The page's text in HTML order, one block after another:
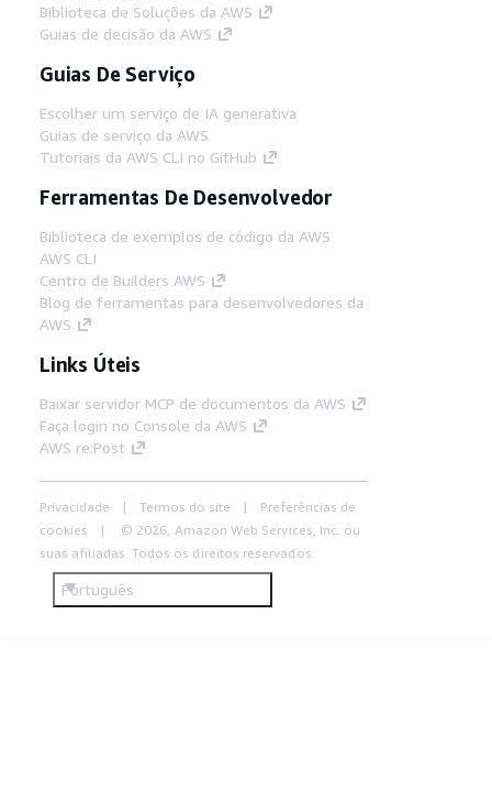
Biblioteca de Soluções da AWS
Guias de decisão da AWS
Guias De Serviço
Escolher um serviço de IA generativa
Guias de serviço da AWS
Tutoriais da AWS CLI no GitHub
Ferramentas De Desenvolvedor
Biblioteca de exemplos de código da AWS
AWS CLI
Centro de Builders AWS
Blog de ferramentas para desenvolvedores da
AWS
Links Úteis
Baixar servidor MCP de documentos da AWS
Faça login no Console da AWS
AWS re:Post
Privacidade Termos do site
Preferências de
cookies
© 2026, Amazon Web Services, Inc. ou
suas afiliadas. Todos os direitos reservados.
Português